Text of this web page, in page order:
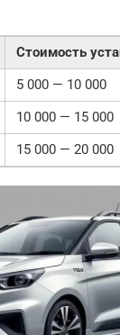
Стоимость
5 000 — 10 000
10 000 — 15 000
15 000 — 20 000